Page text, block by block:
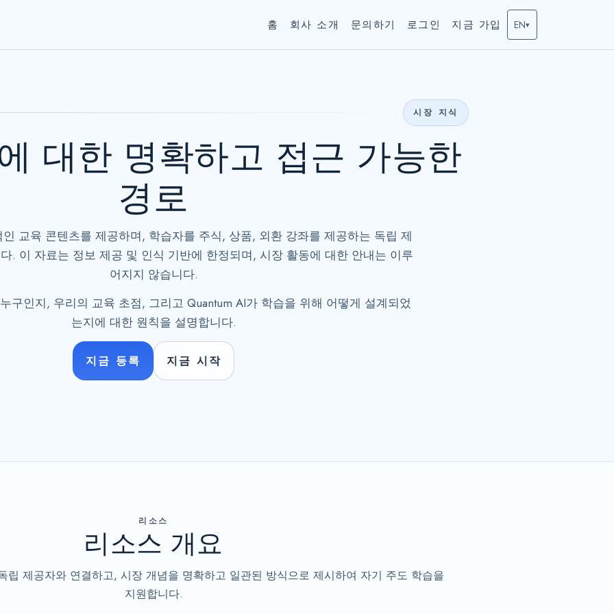
홈 회사 소개 문의하기 로그인 지금 가입 EN▾
시장 지식
대한 명확하고 접근 가능한
경로
인 교육 콘텐츠를 제공하며, 학습자를 주식, 상품, 외환 강좌를 제공하는 독립 제
. 이 자료는 정보 제공 및 인식 기반에 한정되며, 시장 활동에 대한 안내는 이루
어지지 않습니다.
구인지, 우리의 교육 초점, 그리고 Quantum AI가 학습을 위해 어떻게 설계되었
는지에 대한 원칙을 설명합니다.
지금 등록 지금 시작
리소스
리소스 개요
립 제공자와 연결하고, 시장 개념을 명확하고 일관된 방식으로 제시하여 자기 주도 학습을
지원합니다.